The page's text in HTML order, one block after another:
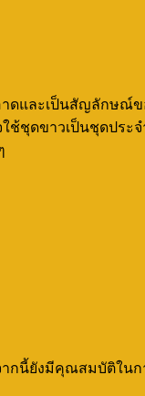
ดและเป็นสัญลักษณ์
ชุดขาวเป็นชุดประ
กนี้ยังมีคุณสมบัติใน